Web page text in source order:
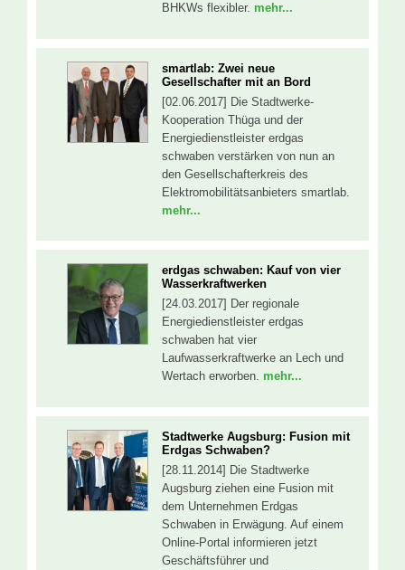
BHKWs flexibler. mehr...
smartlab: Zwei neue
Gesellschafter mit an Bord
[02.06.2017] Die Stadtwerke-
Kooperation Thüga und der
Energiedienstleister erdgas
schwaben verstärken von nun an
den Gesellschafterkreis des
Elektromobilitätsanbieters smartlab.
mehr...
erdgas schwaben: Kauf von vier
Wasserkraftwerken
[24.03.2017] Der regionale
Energiedienstleister erdgas
schwaben hat vier
Laufwasserkraftwerke an Lech und
Wertach erworben. mehr...
Stadtwerke Augsburg: Fusion mit
Erdgas Schwaben?
[28.11.2014] Die Stadtwerke
Augsburg ziehen eine Fusion mit
dem Unternehmen Erdgas
Schwaben in Erwägung. Auf einem
Online-Portal informieren jetzt
Geschäftsführer und